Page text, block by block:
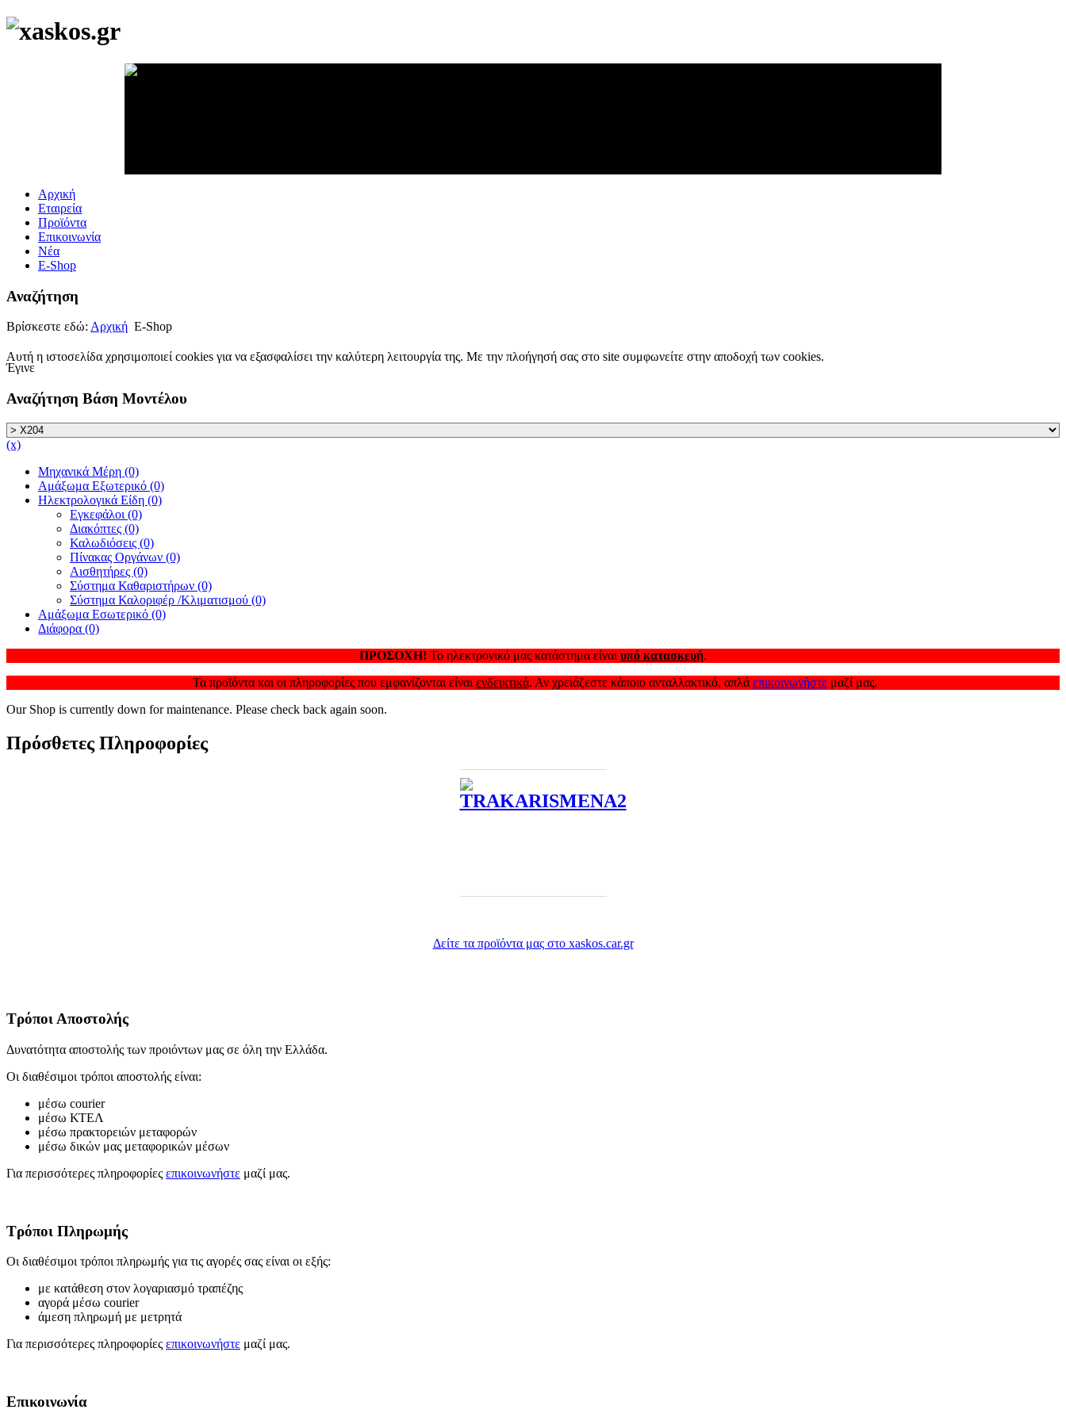
Αρχική
Εταιρεία
Προϊόντα
Επικοινωνία
Νέα
E-Shop
Αναζήτηση
Βρίσκεστε εδώ: Αρχική E-Shop
Αυτή η ιστοσελίδα χρησιμοποιεί cookies για να εξασφαλίσει την καλύτερη λειτουργία της. Με την πλοήγησή σας στο site συμφωνείτε στην αποδοχή των cookies.
Έγινε
Αναζήτηση Βάση Μοντέλου
(x)
Μηχανικά Μέρη (0)
Αμάξωμα Εξωτερικό (0)
Ηλεκτρολογικά Είδη (0)
Εγκεφάλοι (0)
Διακόπτες (0)
Καλωδιόσεις (0)
Πίνακας Οργάνων (0)
Αισθητήρες (0)
Σύστημα Καθαριστήρων (0)
Σύστημα Καλοριφέρ /Κλιματισμού (0)
Αμάξωμα Εσωτερικό (0)
Διάφορα (0)
ΠΡΟΣΟΧΗ! Το ηλεκτρονικό μας κατάστημα είναι υπό κατασκευή.
Τα προϊόντα και οι πληροφορίες που εμφανίζονται είναι ενδεικτικά. Αν χρειάζεστε κάποιο ανταλλακτικό, απλά επικοινωνήστε μαζί μας.
Our Shop is currently down for maintenance. Please check back again soon.
Πρόσθετες Πληροφορίες
Δείτε τα προϊόντα μας στο xaskos.car.gr
Τρόποι Αποστολής
Δυνατότητα αποστολής των προιόντων μας σε όλη την Ελλάδα.
Οι διαθέσιμοι τρόποι αποστολής είναι:
μέσω courier
μέσω ΚΤΕΛ
μέσω πρακτορειών μεταφορών
μέσω δικών μας μεταφορικών μέσων
Για περισσότερες πληροφορίες επικοινωνήστε μαζί μας.
Τρόποι Πληρωμής
Οι διαθέσιμοι τρόποι πληρωμής για τις αγορές σας είναι οι εξής:
με κατάθεση στον λογαριασμό τραπέζης
αγορά μέσω courier
άμεση πληρωμή με μετρητά
Για περισσότερες πληροφορίες επικοινωνήστε μαζί μας.
Επικοινωνία